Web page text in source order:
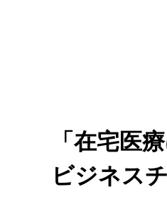
「在宅医
ビジネス